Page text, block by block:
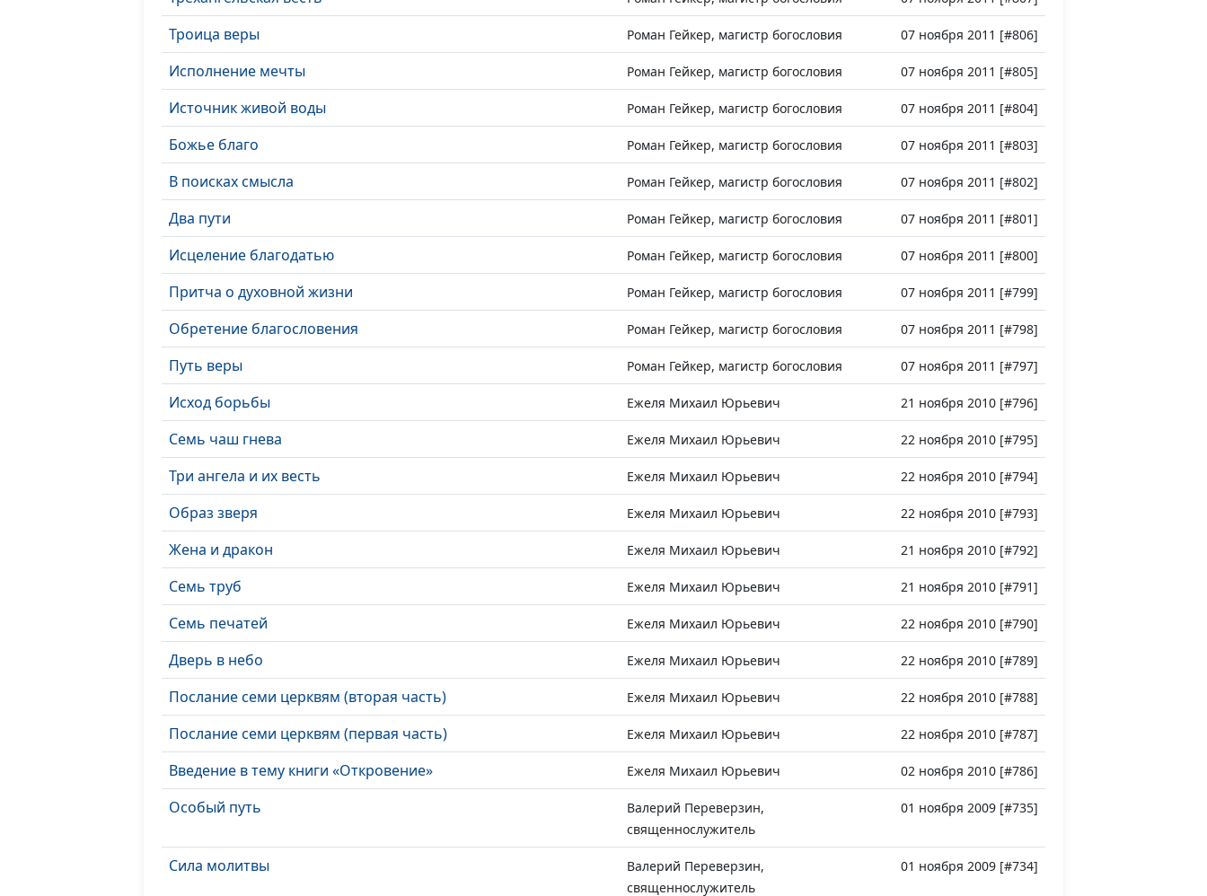
Троица веры Роман Гейкер, магистр богословия 07 ноября 2011 [#806]
Исполнение мечты Роман Гейкер, магистр богословия 07 ноября 2011 [#805]
Источник живой воды Роман Гейкер, магистр богословия 07 ноября 2011 [#804]
Божье благо Роман Гейкер, магистр богословия 07 ноября 2011 [#803]
В поисках смысла Роман Гейкер, магистр богословия 07 ноября 2011 [#802]
Два пути Роман Гейкер, магистр богословия 07 ноября 2011 [#801]
Исцеление благодатью Роман Гейкер, магистр богословия 07 ноября 2011 [#800]
Притча о духовной жизни Роман Гейкер, магистр богословия 07 ноября 2011 [#799]
Обретение благословения Роман Гейкер, магистр богословия 07 ноября 2011 [#798]
Путь веры Роман Гейкер, магистр богословия 07 ноября 2011 [#797]
Исход борьбы Ежеля Михаил Юрьевич 21 ноября 2010 [#796]
Семь чаш гнева Ежеля Михаил Юрьевич 22 ноября 2010 [#795]
Три ангела и их весть Ежеля Михаил Юрьевич 22 ноября 2010 [#794]
Образ зверя Ежеля Михаил Юрьевич 22 ноября 2010 [#793]
Жена и дракон Ежеля Михаил Юрьевич 21 ноября 2010 [#792]
Семь труб Ежеля Михаил Юрьевич 21 ноября 2010 [#791]
Семь печатей Ежеля Михаил Юрьевич 22 ноября 2010 [#790]
Дверь в небо Ежеля Михаил Юрьевич 22 ноября 2010 [#789]
Послание семи церквям (вторая часть) Ежеля Михаил Юрьевич 22 ноября 2010 [#788]
Послание семи церквям (первая часть) Ежеля Михаил Юрьевич 22 ноября 2010 [#787]
Введение в тему книги «Откровение» Ежеля Михаил Юрьевич 02 ноября 2010 [#786]
Особый путь
Валерий Переверзин,
священнослужитель
01 ноября 2009 [#735]
Сила молитвы
Валерий Переверзин,
священнослужитель
01 ноября 2009 [#734]